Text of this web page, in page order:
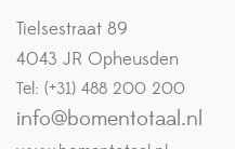
Tielsestraat 89
4043 JR Opheusden
Tel: (+31) 488 200 200
info@bomentotaal.nl